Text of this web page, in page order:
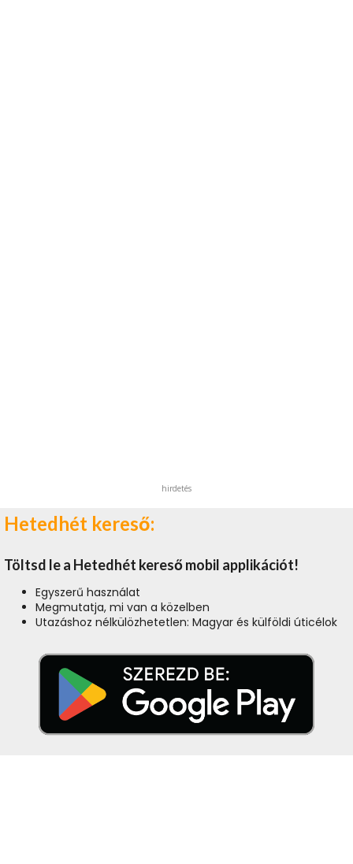
hirdetés
Hetedhét kereső:
Töltsd le a Hetedhét kereső mobil applikációt!
Egyszerű használat
Megmutatja, mi van a közelben
Utazáshoz nélkülözhetetlen: Magyar és külföldi úticélok